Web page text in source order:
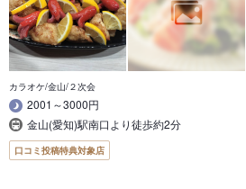
カラオケ/金山/２次会
2001～3000円
金山(愛知)駅南口より徒歩約2分
口コミ投稿特典対象店